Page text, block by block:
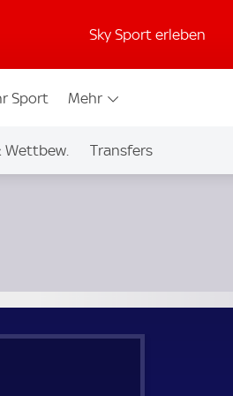
Sky Sport erleben
Sport Mehr
Wettbew. Transfers